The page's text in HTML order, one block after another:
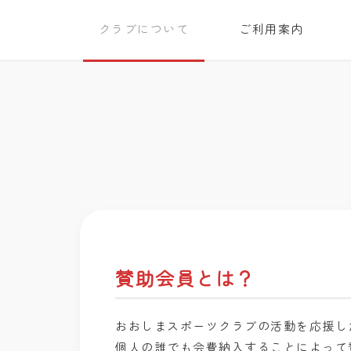
クラブについて ご利用案内
賛助会員とは？
おおしまスポーツクラブの活動を応援
個人の誰でも会費納入することによっ